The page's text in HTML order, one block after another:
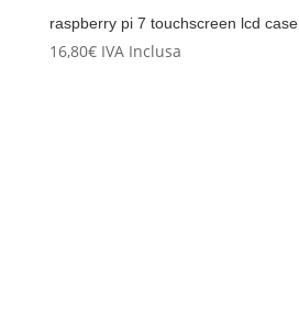
raspberry pi 7 touchscreen lcd case
16,80€ IVA Inclusa